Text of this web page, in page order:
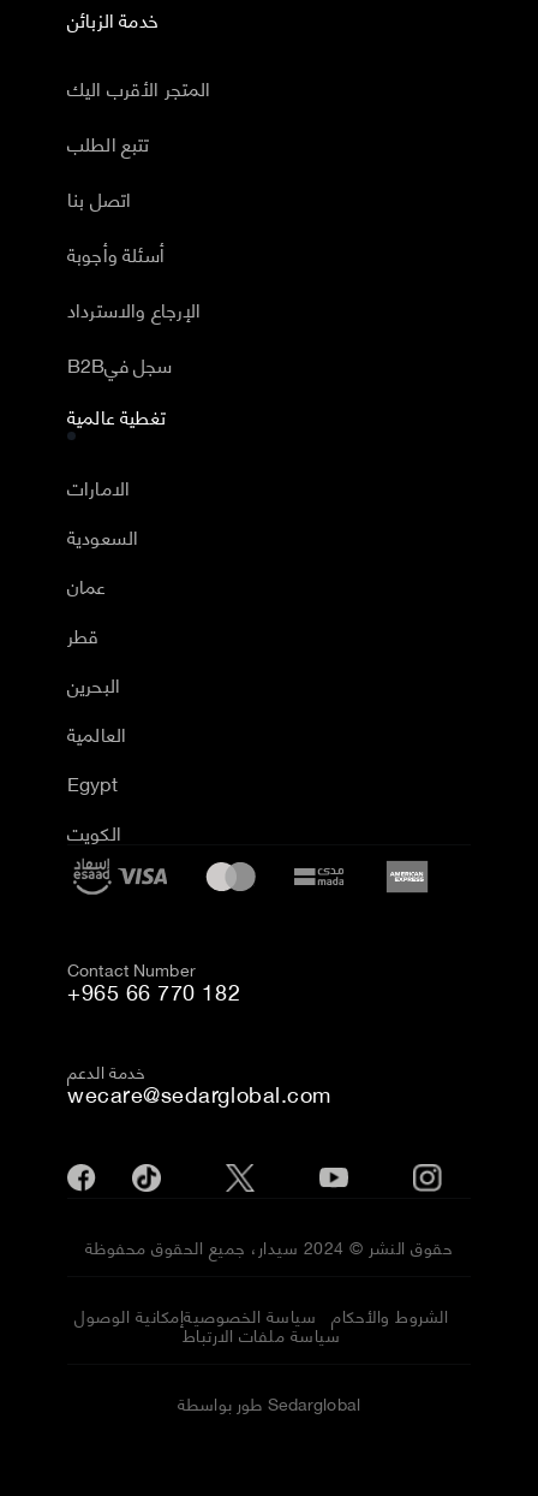
خدمة الزبائن
المتجر الأقرب اليك
تتبع الطلب
اتصل بنا
أسئلة وأجوبة
الإرجاع والاسترداد
B2Bسجل في
تغطية عالمية
الامارات
السعودية
عمان
قطر
البحرين
العالمية
Egypt
الكويت
Contact Number
+965 66 770 182
خدمة الدعم
wecare@sedarglobal.com
حقوق النشر © 2024 سيدار، جميع الحقوق محفوظة
إمكانية الوصولسياسة الخصوصية الشروط والأحكام
سياسة ملفات الارتباط
طور بواسطة Sedarglobal